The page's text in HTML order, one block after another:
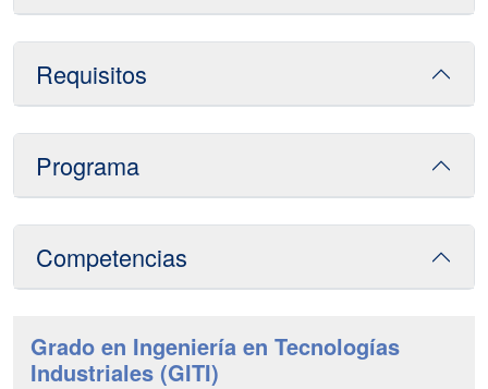
Requisitos
Programa
Competencias
Grado en Ingeniería en Tecnologías
Industriales (GITI)